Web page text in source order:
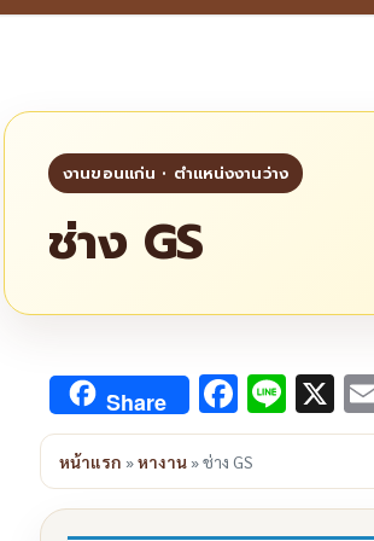
ช่าง GS
Share Line
X
หน้าแรก »หางาน »ช่าง GS